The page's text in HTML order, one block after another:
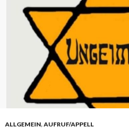
ALLGEMEIN, AUFRUF/APPELL